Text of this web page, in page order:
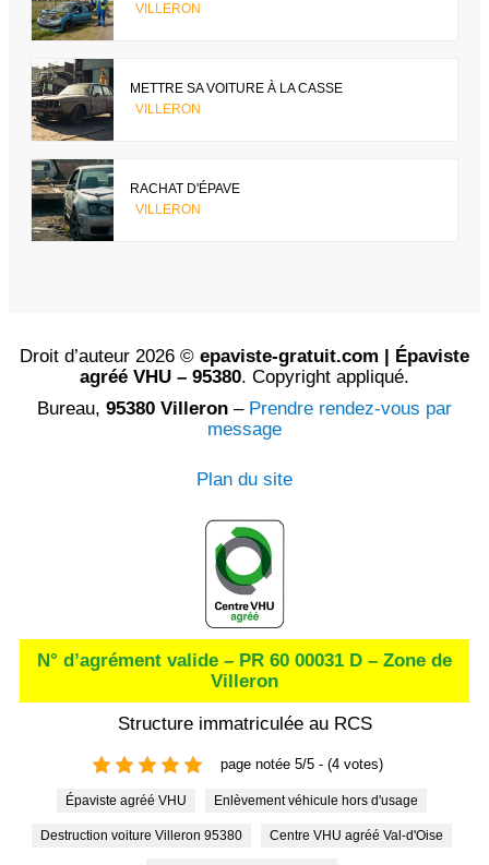
VILLERON
METTRE SA VOITURE À LA CASSE
VILLERON
RACHAT D'ÉPAVE
VILLERON
Droit d’auteur 2026 © epaviste-gratuit.com | Épaviste
agréé VHU – 95380. Copyright appliqué.
Bureau, 95380 Villeron – Prendre rendez-vous par
message
Plan du site
N° d’agrément valide – PR 60 00031 D – Zone de
Villeron
Structure immatriculée au RCS
page notée 5/5 - (4 votes)
Épaviste agréé VHU Enlèvement véhicule hors d'usage
Destruction voiture Villeron 95380 Centre VHU agréé Val-d'Oise